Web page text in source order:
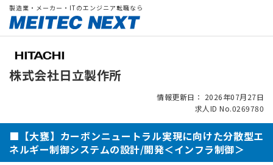
製造業・メーカー・ITのエンジニア転職なら
株式会社日立製作所
情報更新日： 2026年07月27日
求人ID No.0269780
■【大甕】カーボンニュートラル実現に向けた分散型エ
ネルギー制御システムの設計/開発＜インフラ制御＞